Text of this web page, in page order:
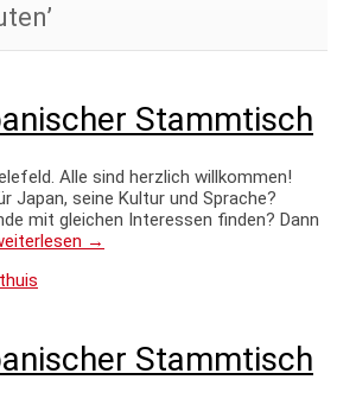
Stammtisch
Alle sind herzlich willkommen!
Japan, seine Kultur und Sprache?
mit gleichen Interessen finden? Dann
→
Stammtisch